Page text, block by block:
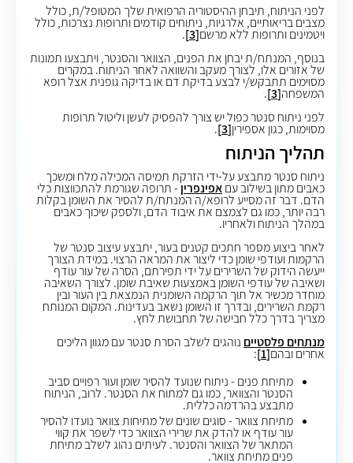
לפני הניתוח, תיבחן ההיסטוריה הרפואית שלך המטופל/ת, כולל
מצבים בריאותיים, אלרגיות, ניתוחים קודמים ותרופות נצרכות, כולל
ויטמינים ותרופות ללא מרשם[3]
.
בנוסף, המנתח/ת יבחן את הפנים, הצוואר והסנטר, ויתבצעו תמונות
של אזורים אלו, לצורך מעקב והשוואה לאחר הניתוח. במקרים
מסוימים תתבקש/י לבצע בדיקת דם או בדיקה גופנית אצל רופא
המשפחה[3]
.
לפני ניתוח סנטר כפול יש צורך להפסיק לעשן וליטול תרופות
מסוימות, כגון אספירין[3]
.
תהליך הניתוח ​​​​​​​
ניתוח סנטר מתבצע על-ידי הזרקת תמיסה המכילה מלח ומשכך
כאבים מתון בשילוב עםאפינפרין-תרופה שגורמת להתכווצות כלי
הדם. דבר זה מסייע לרופא/ה המנתח/ת להסיר את השומן בקלות
רבה יותר, כמו גם לצמצם את איבוד הדם, ולספק שיכוך כאבים
במהלך הניתוח ולאחריו.
לאחר ביצוע מספר חתכים קטנים בעור,יתבצע עיצוב סנטר של
הרקמות ועודפי שומן כדי ליצור את המראה הרצוי.במידת הצורך
ייעשה הידוק של השרירים על ידי תפירתם, הסרה של עור עודף
ושאיבה של עודפי השומן באמצעות שאיבת שומן. לצורך השאיבה
מוחדר מכשיר אל תוך הרקמה השומנית הנמצאת בין העור ובין
רקמת השרירים, ובדרך זו השומן נשאב בעדינות. המקום המנותח
מצריך בדרך כלל חבישה של תחבושת לחץ.
מנתחים פלסטיים נוהגים לשלב הסרת סנטר עם מגוון הליכים
אחרים ובהם[1]
:
מתיחת פנים - ניתוח שנועד להסיר שומן ועור רפויים סביב
הסנטר והצוואר, כמו גם למתוח את הסנטר. לרוב, הניתוח
מתבצע בהרדמה כללית.
מתיחת צוואר - סוגים שונים של מתיחות צוואר נועדו להסיר
עור עודף או להדק את שרירי הצוואר כדי לשפר את קווי
המתאר של הצוואר והסנטר. לעיתים נהוג לשלב מתיחת
פנים מתיחת צוואר.